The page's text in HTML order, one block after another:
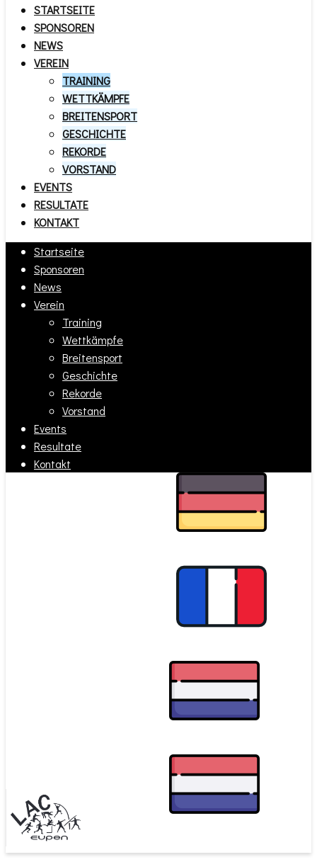
STARTSEITE
SPONSOREN
NEWS
VEREIN
TRAINING
WETTKÄMPFE
BREITENSPORT
GESCHICHTE
REKORDE
VORSTAND
EVENTS
RESULTATE
KONTAKT
Startseite
Sponsoren
News
Verein
Training
Wettkämpfe
Breitensport
Geschichte
Rekorde
Vorstand
Events
Resultate
Kontakt